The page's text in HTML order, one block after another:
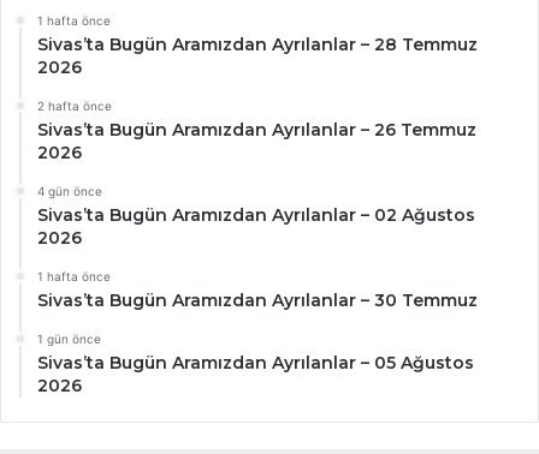
1 hafta önce
Sivas’ta Bugün Aramızdan Ayrılanlar – 28 Temmuz
2026
2 hafta önce
Sivas’ta Bugün Aramızdan Ayrılanlar – 26 Temmuz
2026
4 gün önce
Sivas’ta Bugün Aramızdan Ayrılanlar – 02 Ağustos
2026
1 hafta önce
Sivas’ta Bugün Aramızdan Ayrılanlar – 30 Temmuz
1 gün önce
Sivas’ta Bugün Aramızdan Ayrılanlar – 05 Ağustos
2026